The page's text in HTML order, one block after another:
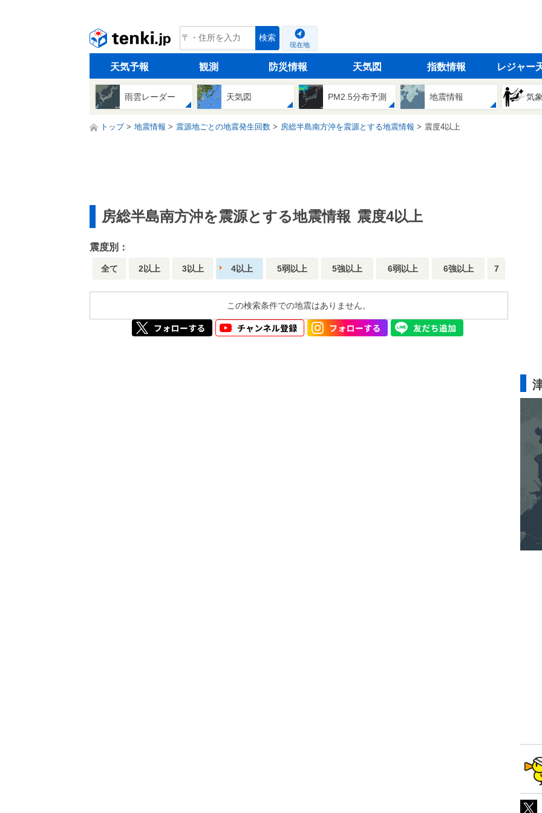
tenki.jp 検索
現在地
天気予報 観測 防災情報 天気図 指数情報 レジャー
雨雲レーダー 天気図 PM2.5分布予測 地震情報 気
トップ 地震情報 震源地ごとの地震発生回数 房総半島南方沖を震源とする地震情報 震度4以上
房総半島南方沖を震源とする地震情報 震度4以上
震度別：
全て 2以上 3以上 4以上 5弱以上 5強以上 6弱以上 6強以上 7
この検索条件での地震はありません。